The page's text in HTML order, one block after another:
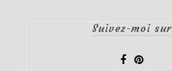
Suivez-moi sur